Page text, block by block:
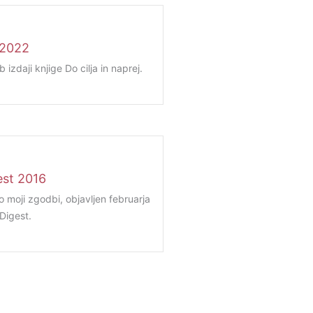
izdaji knjige Do cilja in naprej.
2016
moji zgodbi, objavljen februarja